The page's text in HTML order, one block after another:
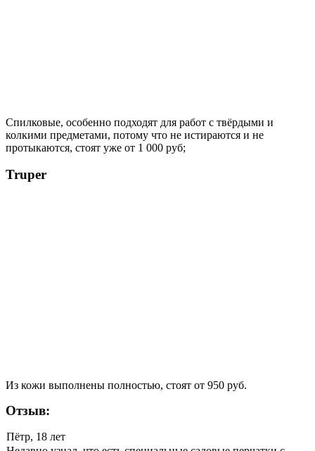
Спилковые, особенно подходят для работ с твёрдыми и
колкими предметами, потому что не истираются и не
протыкаются, стоят уже от 1 000 руб;
Truper
Из кожи выполнены полностью, стоят от 950 руб.
Отзыв:
Пётр, 18 лет